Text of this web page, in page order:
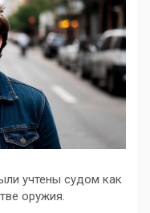
учтены судом как
оружия.